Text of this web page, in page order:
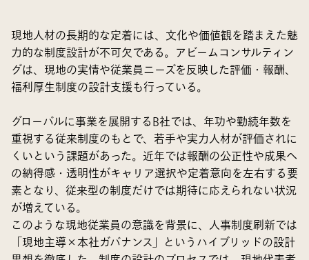
現地人材の長期的な定着には、文化や価値観を踏まえた魅
力的な制度設計が不可欠である。アビームコンサルティン
グは、現地の実情や従業員ニーズを反映した評価・報酬、
福利厚生制度の設計支援も行っている。
グローバルに事業を展開するB社では、年功や勤続年数を
重視する従来制度のもとで、若手や実力人材が評価されに
くいという課題があった。近年では報酬の公正性や成果へ
の納得感・透明性がキャリア選択や定着意向を左右する要
素となり、従来型の制度だけでは期待に応えられない状況
が増えている。
このような現地従業員の意識を背景に、人事制度刷新では
「現地主導×本社ガバナンス」というハイブリッドの設計